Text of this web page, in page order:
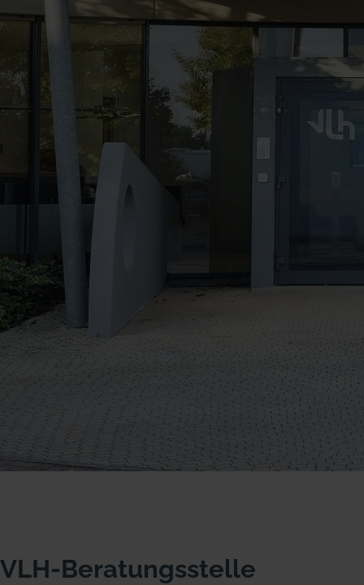
VLH-Beratungsstelle